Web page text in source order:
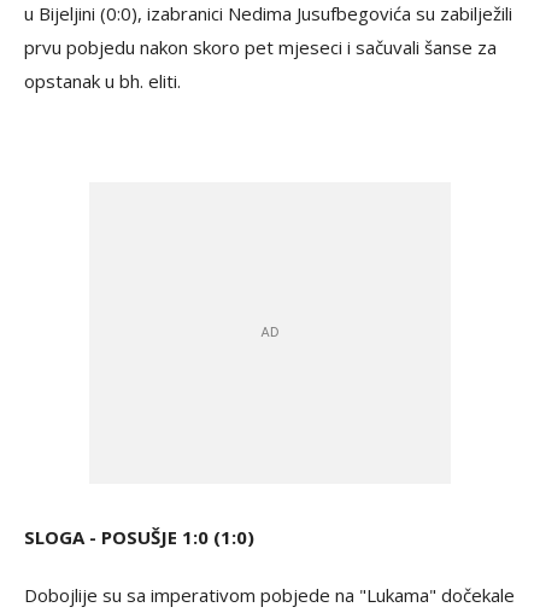
u Bijeljini (0:0), izabranici Nedima Jusufbegovića su zabilježili
prvu pobjedu nakon skoro pet mjeseci i sačuvali šanse za
opstanak u bh. eliti.
SLOGA - POSUŠJE 1:0 (1:0)
Dobojlije su sa imperativom pobjede na "Lukama" dočekale